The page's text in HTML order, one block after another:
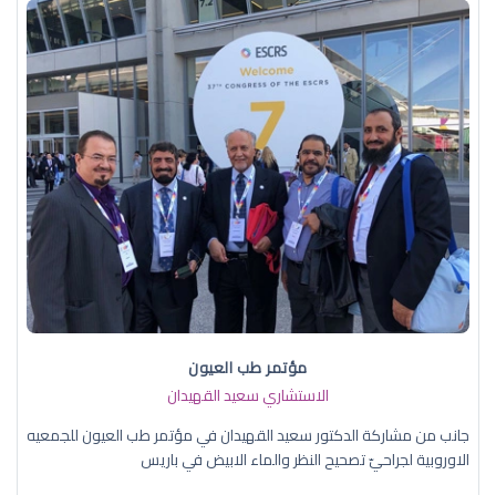
مؤتمر طب العيون
الاستشاري سعيد القهيدان
جانب من مشاركة الدكتور سعيد القهيدان في مؤتمر طب العيون للجمعيه
الاوروبية لجراحيّ تصحيح النظر والماء الابيض في باريس